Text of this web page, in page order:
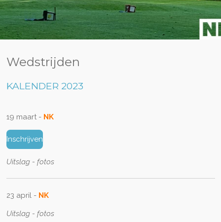
Wedstrijden
KALENDER 2023
19 maart - NK
Inschrijven
Uitslag - fotos
23 april - NK
Uitslag - fotos